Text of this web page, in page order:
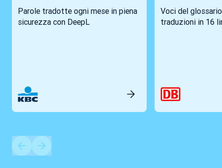
Parole tradotte ogni mese in piena
sicurezza con DeepL
Voci del
traduzioni in 16